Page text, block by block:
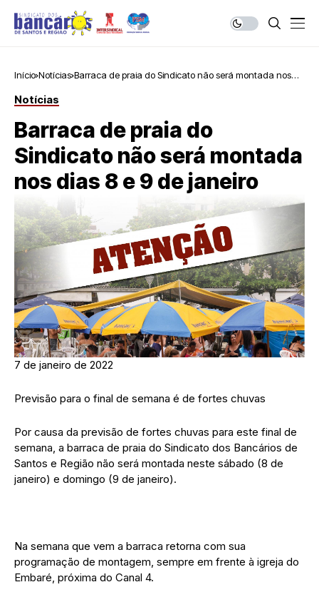
Início Notícias Barraca de praia do Sindicato não será montada nos
Notícias
Barraca de praia do
Sindicato não será montada
nos dias 8 e 9 de janeiro
7 de janeiro de 2022
Previsão para o final de semana é de fortes chuvas
Por causa da previsão de fortes chuvas para este final de
semana, a barraca de praia do Sindicato dos Bancários de
Santos e Região não será montada neste sábado (8 de
janeiro) e domingo (9 de janeiro).
Na semana que vem a barraca retorna com sua
programação de montagem, sempre em frente à igreja do
Embaré, próxima do Canal 4.